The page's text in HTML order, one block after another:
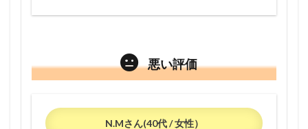
悪い評価
N.Mさん(40代 / 女性）